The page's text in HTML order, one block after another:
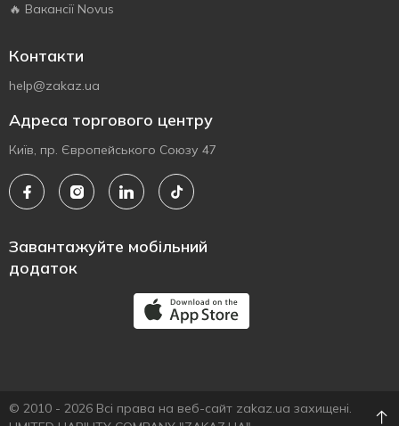
🔥 Вакансії Novus
Контакти
help@zakaz.ua
Адреса торгового центру
Київ, пр. Європейського Союзу 47
Завантажуйте мобільний
додаток
© 2010 - 2026 Всі права на веб-сайт zakaz.ua захищені.